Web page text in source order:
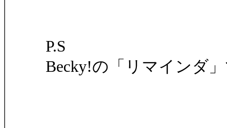
P.S
Becky!の「リマインダ